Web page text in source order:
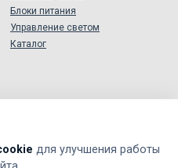
Блоки питания
Управление светом
Каталог
для улучшения работы